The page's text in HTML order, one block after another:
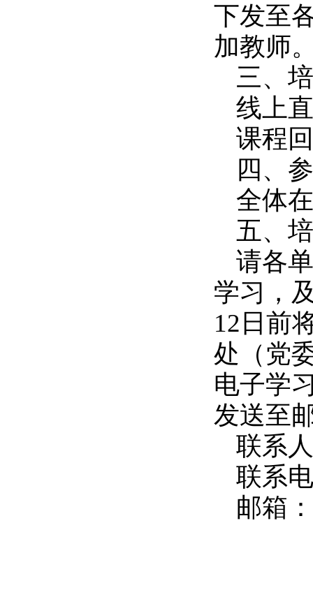
下发至
加教师
三、
线上
课程
四、
全体
五、
请各
学习，
12 日前
处（党
电子学
发送至
联系
联系
邮箱：